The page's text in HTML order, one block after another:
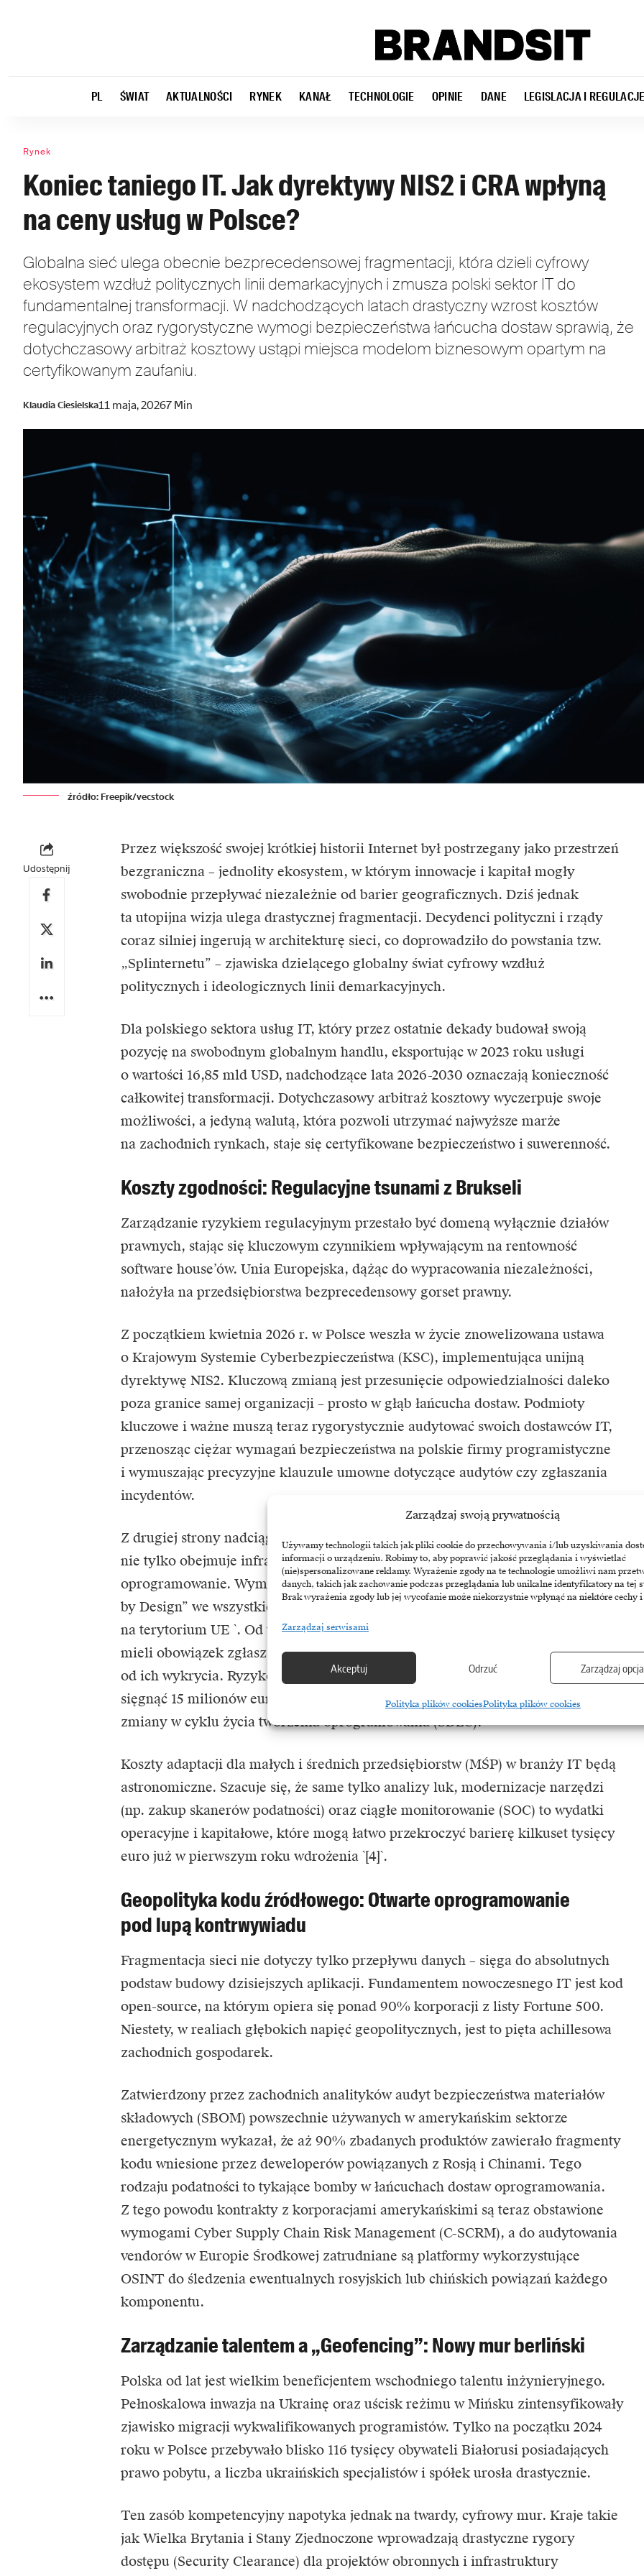
Zarządzaj swoją prywatnością
Używamy technologii takich jak pliki cookie do przechowywania i/lub uzyskiwania
informacji o urządzeniu. Robimy to, aby poprawić jakość przeglądania i wyświetlać
(nie)spersonalizowane reklamy. Wyrażenie zgody na te technologie umożliwi nam
danych, takich jak zachowanie podczas przeglądania lub unikalne identyfikatory na tej
Brak wyrażenia zgody lub jej wycofanie może niekorzystnie wpłynąć na niektóre cechy
Zarządzaj serwisami
Akceptuj Odrzuć Zarządzaj
Polityka plików cookiesPolityka plików cookies
PL ŚWIAT AKTUALNOŚCI RYNEK KANAŁ TECHNOLOGIE OPINIE DANE LEGISLACJA I
Rynek
Koniec taniego IT. Jak dyrektywy NIS2 i CRA wpłyną
na ceny usług w Polsce?
Globalna sieć ulega obecnie bezprecedensowej fragmentacji, która dzieli cyfrowy
ekosystem wzdłuż politycznych linii demarkacyjnych i zmusza polski sektor IT do
fundamentalnej transformacji. W nadchodzących latach drastyczny wzrost kosztów
regulacyjnych oraz rygorystyczne wymogi bezpieczeństwa łańcucha dostaw sprawią, że
dotychczasowy arbitraż kosztowy ustąpi miejsca modelom biznesowym opartym na
certyfikowanym zaufaniu.
Klaudia Ciesielska11 maja, 20267 Min
źródło: Freepik/vecstock
Udostępnij
Przez większość swojej krótkiej historii Internet był postrzegany jako przestrzeń
bezgraniczna – jednolity ekosystem, w którym innowacje i kapitał mogły
swobodnie przepływać niezależnie od barier geograficznych. Dziś jednak
ta utopijna wizja ulega drastycznej fragmentacji. Decydenci polityczni i rządy
coraz silniej ingerują w architekturę sieci, co doprowadziło do powstania tzw.
„Splinternetu” – zjawiska dzielącego globalny świat cyfrowy wzdłuż
politycznych i ideologicznych linii demarkacyjnych.
Dla polskiego sektora usług IT, który przez ostatnie dekady budował swoją
pozycję na swobodnym globalnym handlu, eksportując w 2023 roku usługi
o wartości 16,85 mld USD, nadchodzące lata 2026-2030 oznaczają konieczność
całkowitej transformacji. Dotychczasowy arbitraż kosztowy wyczerpuje swoje
możliwości, a jedyną walutą, która pozwoli utrzymać najwyższe marże
na zachodnich rynkach, staje się certyfikowane bezpieczeństwo i suwerenność.
Koszty zgodności: Regulacyjne tsunami z Brukseli
Zarządzanie ryzykiem regulacyjnym przestało być domeną wyłącznie działów
prawnych, stając się kluczowym czynnikiem wpływającym na rentowność
software house’ów. Unia Europejska, dążąc do wypracowania niezależności,
nałożyła na przedsiębiorstwa bezprecedensowy gorset prawny.
Z początkiem kwietnia 2026 r. w Polsce weszła w życie znowelizowana ustawa
o Krajowym Systemie Cyberbezpieczeństwa (KSC), implementująca unijną
dyrektywę NIS2. Kluczową zmianą jest przesunięcie odpowiedzialności daleko
poza granice samej organizacji – prosto w głąb łańcucha dostaw. Podmioty
kluczowe i ważne muszą teraz rygorystycznie audytować swoich dostawców IT,
przenosząc ciężar wymagań bezpieczeństwa na polskie firmy programistyczne
i wymuszając precyzyjne klauzule umowne dotyczące audytów czy zgłaszania
incydentów.
Z drugiej strony nadciąga Cyber Resilience Act (CRA) – prawo, które
nie tylko obejmuje infrastrukturę korporacyjną, ale samo wytwarzane
oprogramowanie. Wymusza ono bezwzględne stosowanie zasady „Security
by Design” we wszystkich produktach z elementami cyfrowymi sprzedawanymi
na terytorium UE `. Od września 2026 roku producenci oprogramowania będą
mieli obowiązek zgłaszania luk i incydentów bezpieczeństwa w ciągu24 godzin
od ich wykrycia. Ryzyko jest potężne – kary za nieprzestrzeganie CRA mogą
sięgnąć 15 milionów euro lub 2,5% globalnego obrotu, wymuszając diametralne
zmiany w cyklu życia tworzenia oprogramowania (SDLC).
Koszty adaptacji dla małych i średnich przedsiębiorstw (MŚP) wbranży IT będą
astronomiczne. Szacuje się, że same tylko analizy luk, modernizacje narzędzi
(np. zakup skanerów podatności) oraz ciągłe monitorowanie (SOC) to wydatki
operacyjne i kapitałowe, które mogą łatwo przekroczyć barierę kilkuset tysięcy
euro już w pierwszym roku wdrożenia `[4]`.
Geopolityka kodu źródłowego: Otwarte oprogramowanie
pod lupą kontrwywiadu
Fragmentacja sieci nie dotyczy tylko przepływu danych – sięga do absolutnych
podstaw budowy dzisiejszych aplikacji. Fundamentem nowoczesnego IT jest kod
open-source, na którym opiera się ponad 90% korporacji z listy Fortune 500.
Niestety, w realiach głębokich napięć geopolitycznych, jest to pięta achillesowa
zachodnich gospodarek.
Zatwierdzony przez zachodnich analityków audyt bezpieczeństwa materiałów
składowych (SBOM) powszechnie używanych w amerykańskim sektorze
energetycznym wykazał, że aż 90% zbadanych produktów zawierało fragmenty
kodu wniesione przez deweloperów powiązanych z Rosją i Chinami. Tego
rodzaju podatności to tykające bomby w łańcuchach dostaw oprogramowania.
Z tego powodu kontrakty z korporacjami amerykańskimi są teraz obstawione
wymogami Cyber Supply Chain Risk Management (C-SCRM), a do audytowania
vendorów w Europie Środkowej zatrudniane są platformy wykorzystujące
OSINT do śledzenia ewentualnych rosyjskich lub chińskich powiązań każdego
komponentu.
Zarządzanie talentem a „Geofencing”: Nowy mur berliński
Polska od lat jest wielkim beneficjentem wschodniego talentu inżynieryjnego.
Pełnoskalowa inwazja na Ukrainę oraz uścisk reżimu w Mińsku zintensyfikowały
zjawisko migracji wykwalifikowanych programistów. Tylko na początku 2024
roku w Polsce przebywało blisko 116 tysięcy obywateli Białorusi posiadających
prawo pobytu, a liczba ukraińskich specjalistów i spółek urosła drastycznie.
Ten zasób kompetencyjny napotyka jednak na twardy, cyfrowy mur. Kraje takie
jak Wielka Brytania i Stany Zjednoczone wprowadzają drastyczne rygory
dostępu (Security Clearance) dla projektów obronnych i infrastruktury